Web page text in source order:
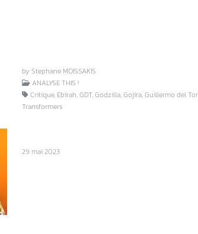
by Stephane MOISSAKIS
ANALYSE THIS !
Critique, Ebirah, GDT, Godzilla, Gojira, Guillermo del
Transformers
29 mai 2023